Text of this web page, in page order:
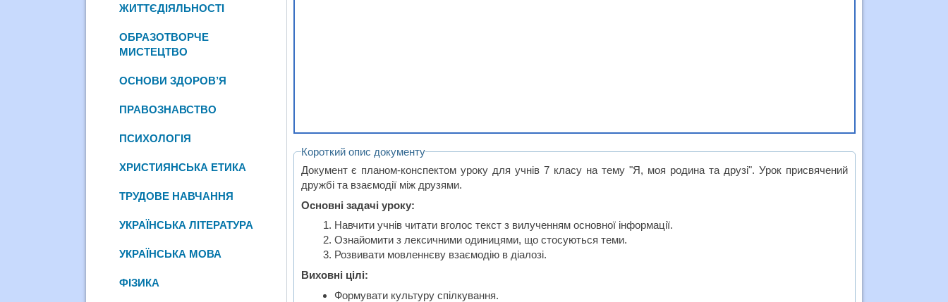
Короткий опис документу
Документ є планом-конспектом уроку для учнів 7 класу на тему "Я, моя родина та друзі". Урок присвячений
дружбі та взаємодії між друзями.
Основні задачі уроку:
Навчити учнів читати вголос текст з вилученням основної інформації.
Ознайомити з лексичними одиницями, що стосуються теми.
Розвивати мовленнєву взаємодію в діалозі.
Виховні цілі:
Формувати культуру спілкування.
ЖИТТЄДІЯЛЬНОСТІ
ОБРАЗОТВОРЧЕ
МИСТЕЦТВО
ОСНОВИ ЗДОРОВ’Я
ПРАВОЗНАВСТВО
ПСИХОЛОГІЯ
ХРИСТИЯНСЬКА ЕТИКА
ТРУДОВЕ НАВЧАННЯ
УКРАЇНСЬКА ЛІТЕРАТУРА
УКРАЇНСЬКА МОВА
ФІЗИКА